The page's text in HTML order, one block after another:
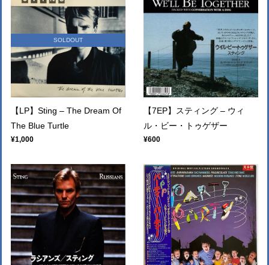
SOLDOUT
【LP】Sting – The Dream Of
The Blue Turtle
¥1,000
【7EP】スティング – ウィ
ル・ビー・トゥゲザー
¥600